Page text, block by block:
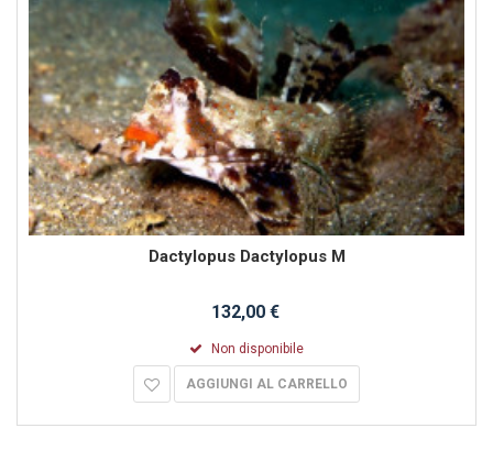
Dactylopus Dactylopus M
132,00 €
Non disponibile
AGGIUNGI AL CARRELLO